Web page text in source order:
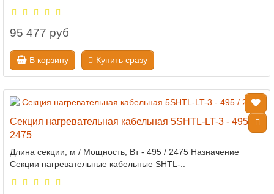
95 477 руб
В корзину Купить сразу
Секция нагревательная кабельная 5SHTL-LT-3 - 495 /
2475
Длина секции, м / Мощность, Вт - 495 / 2475 Назначение
Секции нагревательные кабельные SHTL-..